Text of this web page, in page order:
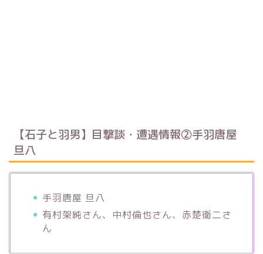
【石子と羽男】目撃談・遭遇情報②手羽唐屋
旦八
手羽唐屋 旦八
有村架純さん、中村倫也さん、赤楚衛二さ
ん